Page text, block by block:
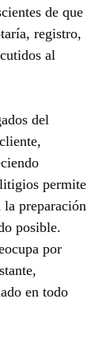
de que
registro,
al
del
permite
la preparación
posible.
por
en todo